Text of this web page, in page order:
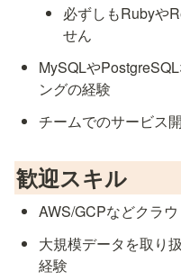
必ずしもRubyや
せん
MySQLや
ングの経験
チームでのサービス
歓迎スキル
AWS/GCPなどクラ
大規模データを取り
経験